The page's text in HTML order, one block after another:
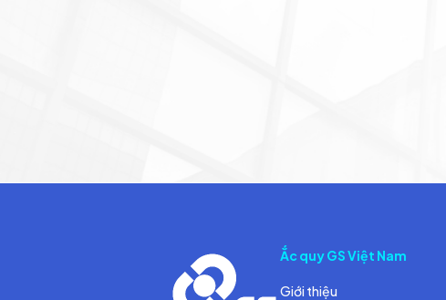
Ắc quy GS Việt Nam
Giới thiệu